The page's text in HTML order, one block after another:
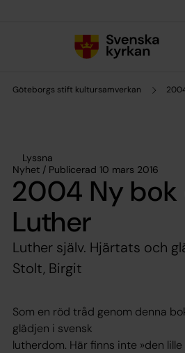
Göteborgs stift kultursamverkan
Lyssna
Nyhet / Publicerad 10 mars 2016
2004 Ny bok
Luther
Luther själv. Hjärtats och
Stolt, Birgit
Som en röd tråd genom denna
glädjen i svensk
lutherdom. Här finns inte »den